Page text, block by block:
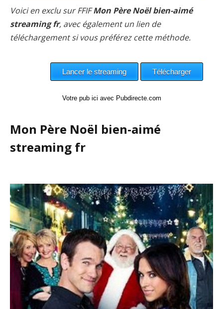
Voici en exclu sur FFIFMon Père Noël bien-aimé
streaming fr, avec également un lien de
téléchargement si vous préférez cette méthode.
Votre pub ici avec Pubdirecte.com
Mon Père Noël bien-aimé
streaming fr